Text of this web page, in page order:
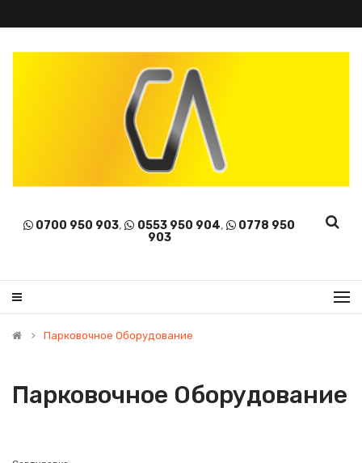
0700 950 903, 0553 950 904,
0778 950
903
Парковочное Оборудование
Парковочное Оборудование